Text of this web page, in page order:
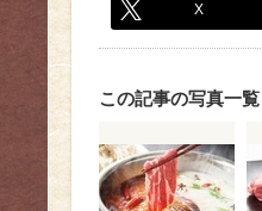
X
この記事の写真一覧